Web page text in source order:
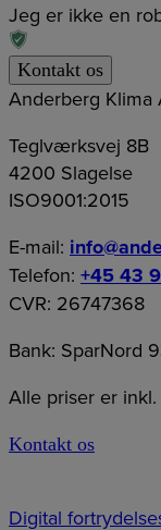
Jeg er ikke en
Anderberg Klima
Teglværksvej 8B
4200 Slagelse
ISO9001:2015
E-mail:
Telefon: +45 43
CVR: 26747368
Bank: SparNord
Alle priser er
Kontakt os
Digital